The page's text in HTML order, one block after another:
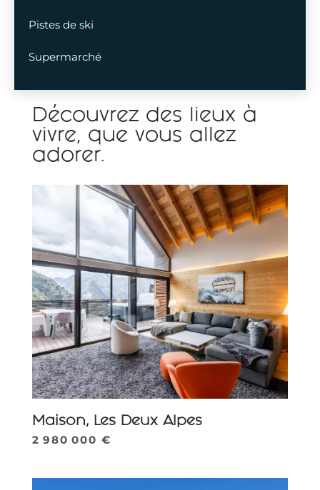
Pistes de ski
Supermarché
Découvrez des lieux à
vivre, que vous allez
adorer.
Maison, Les Deux Alpes
2 980 000 €